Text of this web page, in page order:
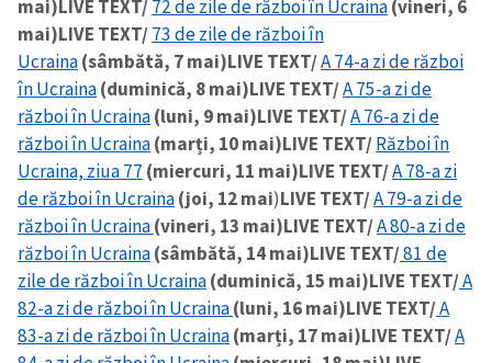
mai)LIVE TEXT/72 de zile de război în Ucraina(vineri, 6
mai)LIVE TEXT/73 de zile de război în
Ucraina(sâmbătă, 7 mai)LIVE TEXT/A 74-a zi de război
în Ucraina(duminică, 8 mai)LIVE TEXT/A 75-a zi de
război în Ucraina(luni, 9 mai)LIVE TEXT/A 76-a zi de
război în Ucraina(marți, 10 mai)LIVE TEXT/Război în
Ucraina, ziua 77 (miercuri, 11 mai)LIVE TEXT/A 78-a zi
de război în Ucraina(joi, 12 mai)LIVE TEXT/A 79-a zi de
război în Ucraina(vineri, 13 mai)LIVE TEXT/A 80-a zi de
război în Ucraina(sâmbătă, 14 mai)LIVE TEXT/81 de
zile de război în Ucraina(duminică, 15 mai)LIVE TEXT/A
82-a zi de război în Ucraina(luni, 16 mai)LIVE TEXT/A
83-a zi de război în Ucraina(marți, 17 mai)LIVE TEXT/A